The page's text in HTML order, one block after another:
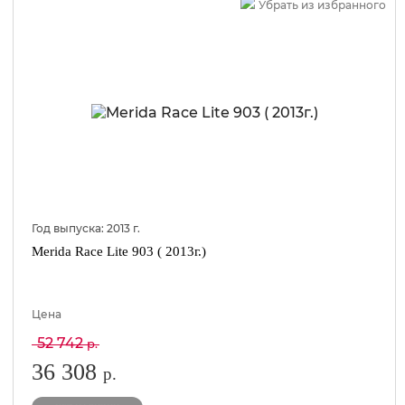
Убрать из избранного
Год выпуска:2013 г.
Merida Race Lite 903 ( 2013г.)
Цена
52 742р.
36 308р.